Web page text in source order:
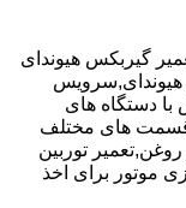
گیربکس هیوندای
هیوندای,سرویس
دستگاه های
قسمت های مختلف
توربین
موتور برای اخذ